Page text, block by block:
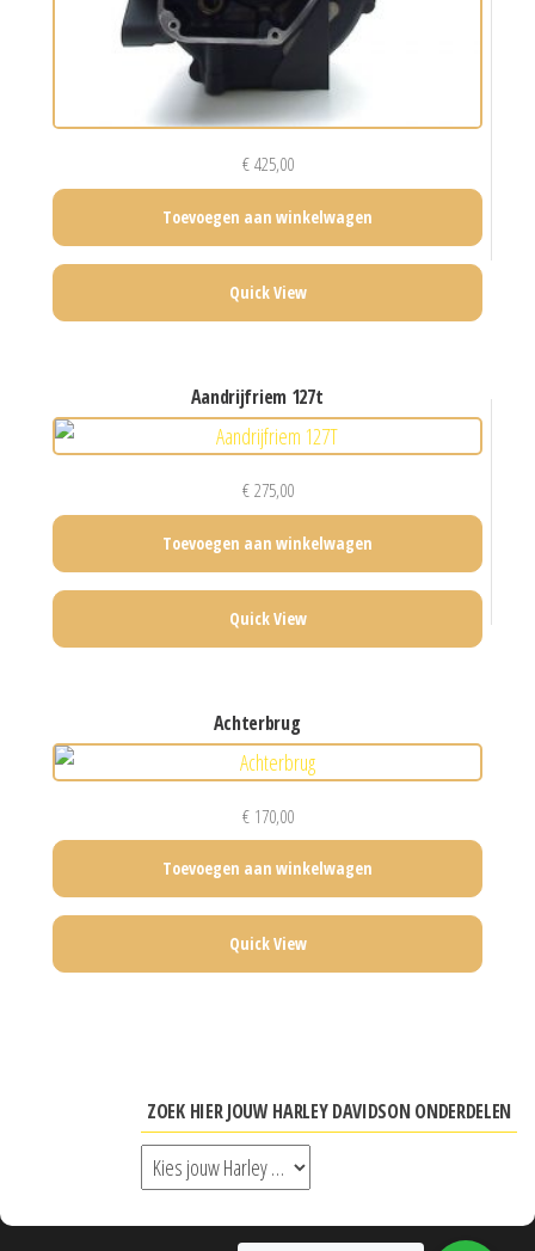
€425,00
Toevoegen aan winkelwagen
Quick View
aandrijfriem 127t
€275,00
Toevoegen aan winkelwagen
Quick View
achterbrug
€170,00
Toevoegen aan winkelwagen
Quick View
ZOEK HIER JOUW HARLEY DAVIDSON ONDERDELEN